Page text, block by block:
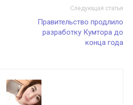
Следующая статья
Правительство продлило
разработку Кумтора до
конца года